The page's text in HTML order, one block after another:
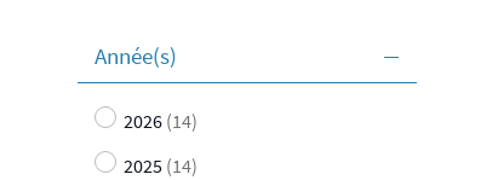
Année(s)
2026 (14)
2025 (14)